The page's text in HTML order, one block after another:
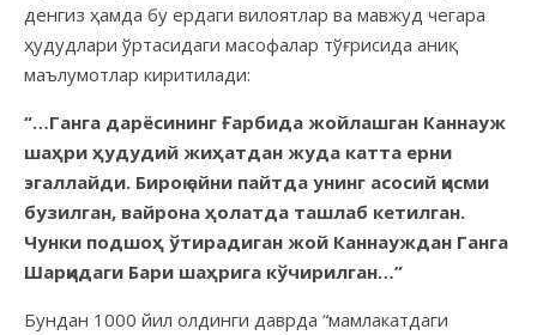
денгиз ҳамда бу ердаги вилоятлар ва мавжуд чегара
ҳудудлари ўртасидаги масофалар тўғрисида аниқ
маълумотлар киритилади:
“…Ганга дарёсининг Ғарбида жойлашган Каннауж
шаҳри ҳудудий жиҳатдан жуда катта ерни
эгаллайди. Бироқ айни пайтда унинг асосий қисми
бузилган, вайрона ҳолатда ташлаб кетилган.
Чунки подшоҳ ўтирадиган жой Каннауждан Ганга
Шарқидаги Бари шаҳрига кўчирилган…”
Бундан 1000 йил олдинги даврда “мамлакатдаги